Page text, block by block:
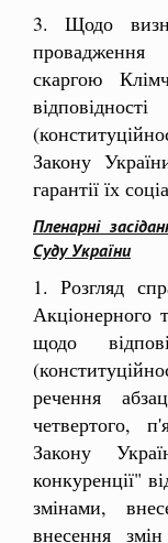
3. Щодо
скаргою
Закону
гарантії їх
Пленарні
Суду України
1. Розгляд
Акціонерного
щодо
речення
четвертого,
Закону
конкуренції"
змінами,
внесення